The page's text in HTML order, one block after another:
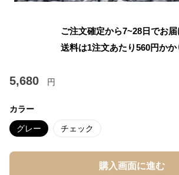
ご注文確定から7~28日でお
送料は1注文あたり560円か
5,680 円
カラー
グレー チェック
購入画面に進む